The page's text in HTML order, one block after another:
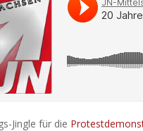
Jingle für die